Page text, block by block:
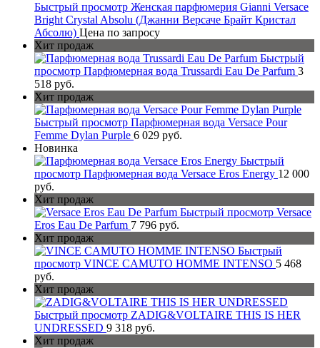
Быстрый просмотр Женская парфюмерия Gianni Versace
Bright Crystal Absolu (Джанни Версаче Брайт Кристал
Абсолю) Цена по запросу
Хит продаж
Быстрый
просмотр Парфюмерная вода Trussardi Eau De Parfum 3
518 руб.
Хит продаж
Быстрый просмотр Парфюмерная вода Versace Pour
Femme Dylan Purple 6 029 руб.
Новинка
Быстрый
просмотр Парфюмерная вода Versace Eros Energy 12 000
руб.
Хит продаж
Быстрый просмотр Versace
Eros Eau De Parfum 7 796 руб.
Хит продаж
Быстрый
просмотр VINCE CAMUTO HOMME INTENSO 5 468
руб.
Хит продаж
Быстрый просмотр ZADIG&VOLTAIRE THIS IS HER
UNDRESSED 9 318 руб.
Хит продаж